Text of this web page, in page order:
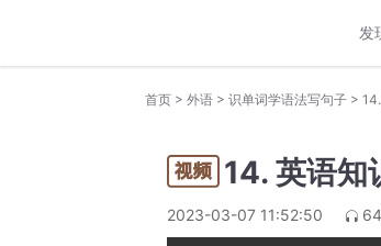
发
首页 > 外语 > 识单词学语法写句子 >
14. 英语知
2023-03-07 11:52:50 64